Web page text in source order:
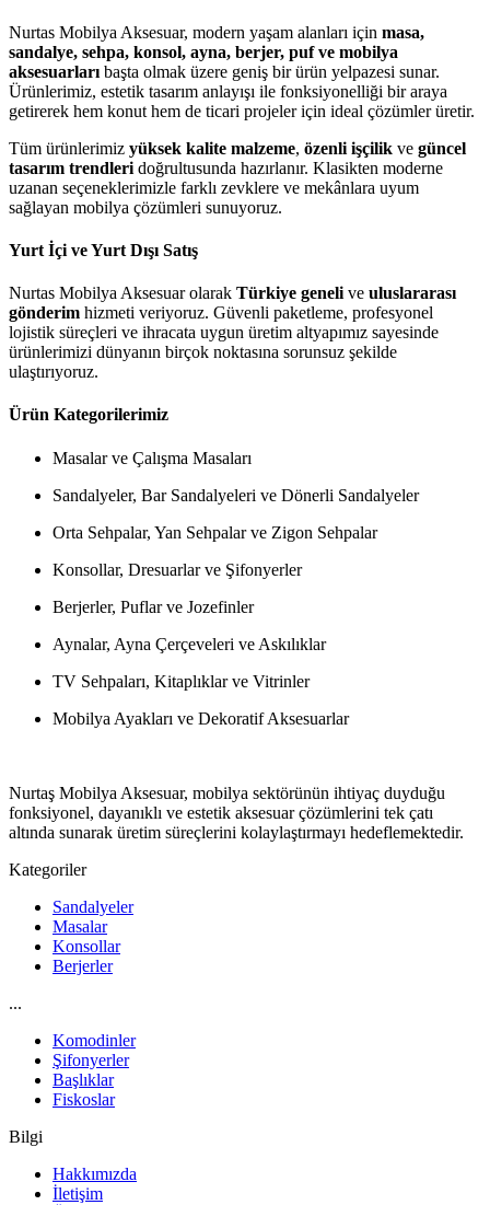
Nurtas Mobilya Aksesuar, modern yaşam alanları için masa,
sandalye, sehpa, konsol, ayna, berjer, puf ve mobilya
aksesuarları başta olmak üzere geniş bir ürün yelpazesi sunar.
Ürünlerimiz, estetik tasarım anlayışı ile fonksiyonelliği bir araya
getirerek hem konut hem de ticari projeler için ideal çözümler üretir.
Tüm ürünlerimiz yüksek kalite malzeme, özenli işçilik ve güncel
tasarım trendleri doğrultusunda hazırlanır. Klasikten moderne
uzanan seçeneklerimizle farklı zevklere ve mekânlara uyum
sağlayan mobilya çözümleri sunuyoruz.
Yurt İçi ve Yurt Dışı Satış
Nurtas Mobilya Aksesuar olarak Türkiye geneli ve uluslararası
gönderim hizmeti veriyoruz. Güvenli paketleme, profesyonel
lojistik süreçleri ve ihracata uygun üretim altyapımız sayesinde
ürünlerimizi dünyanın birçok noktasına sorunsuz şekilde
ulaştırıyoruz.
Ürün Kategorilerimiz
Masalar ve Çalışma Masaları
Sandalyeler, Bar Sandalyeleri ve Dönerli Sandalyeler
Orta Sehpalar, Yan Sehpalar ve Zigon Sehpalar
Konsollar, Dresuarlar ve Şifonyerler
Berjerler, Puflar ve Jozefinler
Aynalar, Ayna Çerçeveleri ve Askılıklar
TV Sehpaları, Kitaplıklar ve Vitrinler
Mobilya Ayakları ve Dekoratif Aksesuarlar
Nurtaş Mobilya Aksesuar, mobilya sektörünün ihtiyaç duyduğu
fonksiyonel, dayanıklı ve estetik aksesuar çözümlerini tek çatı
altında sunarak üretim süreçlerini kolaylaştırmayı hedeflemektedir.
Kategoriler
Sandalyeler
Masalar
Konsollar
Berjerler
...
Komodinler
Şifonyerler
Başlıklar
Fiskoslar
Bilgi
Hakkımızda
İletişim